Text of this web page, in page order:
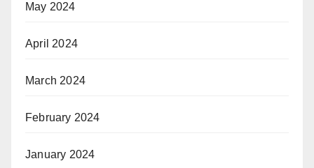
May 2024
April 2024
March 2024
February 2024
January 2024